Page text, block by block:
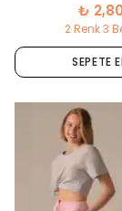
₺
2 Renk 3
SEPETE